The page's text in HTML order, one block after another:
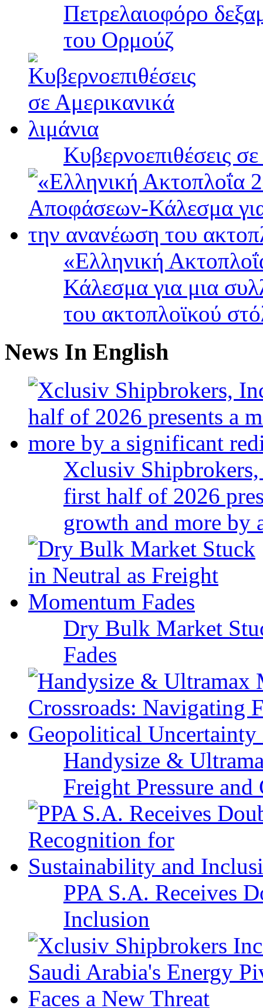
Πετρελαιοφόρο
του Ορμούζ
Κυβερνοεπιθέσεις
«Ελληνική
Κάλεσμα για μια
του ακτοπλοϊκού
News In English
Xclusiv
first half of 2026
growth and more
Dry Bulk Market
Fades
Handysize &
Freight Pressure
PPA S.A. Receives
Inclusion